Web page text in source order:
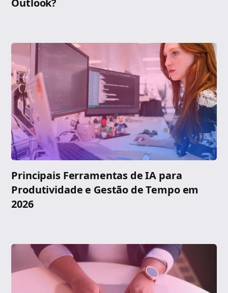
Outlook?
Principais Ferramentas de IA para
Produtividade e Gestão de Tempo em
2026